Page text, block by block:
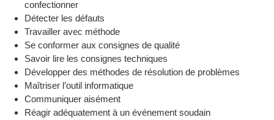
confectionner
Détecter les défauts
Travailler avec méthode
Se conformer aux consignes de qualité
Savoir lire les consignes techniques
Développer des méthodes de résolution de problèmes
Maîtriser l’outil informatique
Communiquer aisément
Réagir adéquatement à un événement soudain